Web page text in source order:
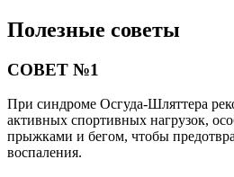
Полезные советы
СОВЕТ №1
При синдроме Осгуда-Шляттера
активных спортивных нагрузок,
прыжками и бегом, чтобы
воспаления.